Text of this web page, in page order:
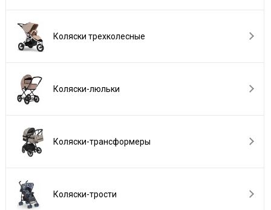
Коляски трехколесные
Коляски-люльки
Коляски-трансформеры
Коляски-трости